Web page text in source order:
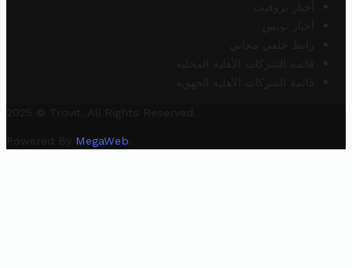
أخبار تروفيت
أخبار تونس
رابط خلفي مجاني
قائمة الشركات الأهلية المحلية
قائمة الشركات الأهلية الجهوية
2025 © Trovit. All Rights Reserved.
Powered By MegaWeb